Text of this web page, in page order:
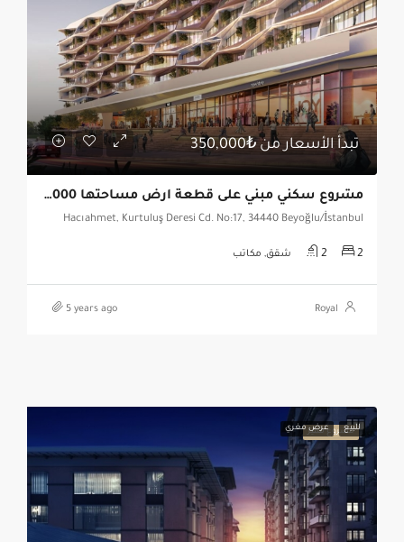
تبدأ الأسعار من ₺350,000
مشروع سكني مبني على قطعة أرض مساحتها 7000 متر مربع في بيوغلو في الجانب الأوروبي من اسطنبول
Hacıahmet, Kurtuluş Deresi Cd. No:17, 34440 Beyoğlu/İstanbul
2
2 شقق, مكاتب
Royal
5 years ago
مشروع مميز
للبيع عرض مغري